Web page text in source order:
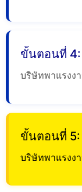
ขั้นตอนที่
บริษัทพาแรงง
ขั้นตอนที่ 5:
บริษัทพาแรงง